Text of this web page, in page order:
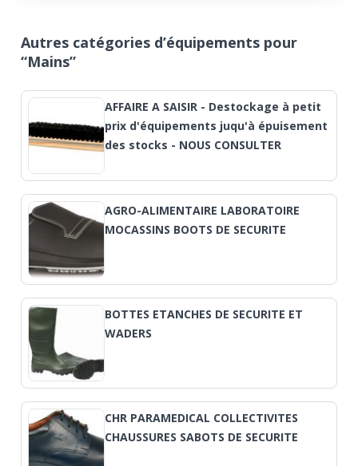
Autres catégories d’équipements pour
“Mains”
AFFAIRE A SAISIR - Destockage à petit
prix d'équipements juqu'à épuisement
des stocks - NOUS CONSULTER
AGRO-ALIMENTAIRE LABORATOIRE
MOCASSINS BOOTS DE SECURITE
BOTTES ETANCHES DE SECURITE ET
WADERS
CHR PARAMEDICAL COLLECTIVITES
CHAUSSURES SABOTS DE SECURITE